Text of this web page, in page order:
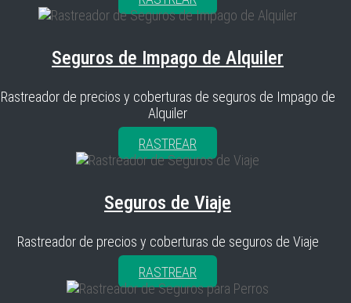
Seguros de Impago de Alquiler
Rastreador de precios y coberturas de seguros de Impago de
Alquiler
RASTREAR
Seguros de Viaje
Rastreador de precios y coberturas de seguros de Viaje
RASTREAR